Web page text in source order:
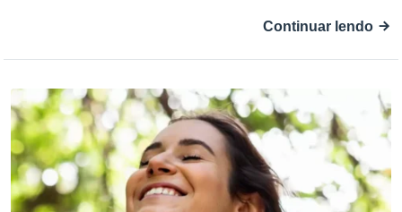
Continuar lendo